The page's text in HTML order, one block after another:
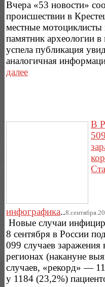
Вчера «53 новости»
происшествии в
местные мотоциклисты
памятник археологии
успела публикация
аналогичная
далее
В
инфографика..
Новые случаи
8 сентября в России
099 случаев заражения
регионах (накануне
случаев, «рекорд» —
у 1184 (23,2%)